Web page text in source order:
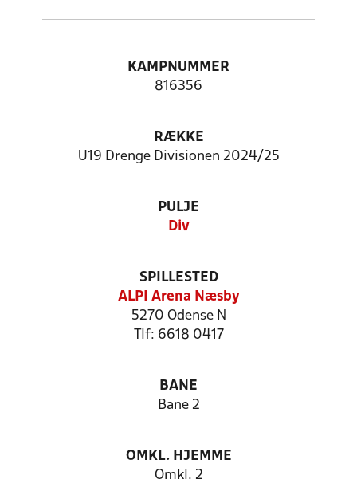
KAMPNUMMER
816356
RÆKKE
U19 Drenge Divisionen 2024/25
PULJE
Div
SPILLESTED
ALPI Arena Næsby
5270 Odense N
Tlf: 6618 0417
BANE
Bane 2
OMKL. HJEMME
Omkl. 2